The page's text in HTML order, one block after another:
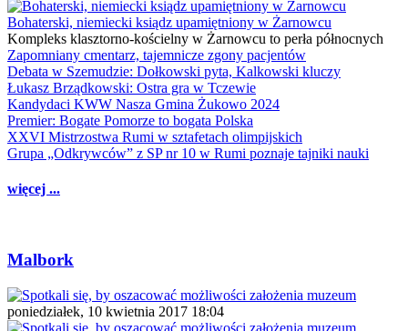
Bohaterski, niemiecki ksiądz upamiętniony w Żarnowcu
Kompleks klasztorno-kościelny w Żarnowcu to perła północnych
Zapomniany cmentarz, tajemnicze zgony pacjentów
Debata w Szemudzie: Dołkowski pyta, Kalkowski kluczy
Łukasz Brządkowski: Ostra gra w Tczewie
Kandydaci KWW Nasza Gmina Żukowo 2024
Premier: Bogate Pomorze to bogata Polska
XXVI Mistrzostwa Rumi w sztafetach olimpijskich
Grupa „Odkrywców” z SP nr 10 w Rumi poznaje tajniki nauki
więcej ...
Malbork
poniedziałek, 10 kwietnia 2017 18:04